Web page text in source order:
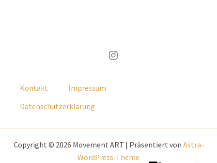
Instagram
Kontakt
Impressum
Datenschutzerklärung
Copyright © 2026 Movement ART | Präsentiert von Astra-
WordPress-Theme
English